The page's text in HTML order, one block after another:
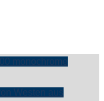
monochrome
Westen aus